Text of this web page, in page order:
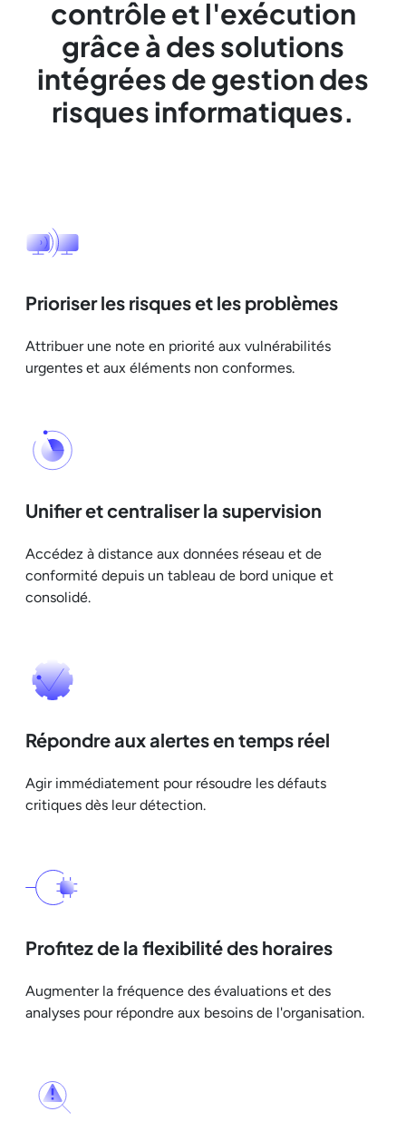
contrôle et l'exécution
grâce à des solutions
intégrées de gestion des
risques informatiques.
Prioriser les risques et les problèmes
Attribuer une note en priorité aux vulnérabilités
urgentes et aux éléments non conformes.
Unifier et centraliser la supervision
Accédez à distance aux données réseau et de
conformité depuis un tableau de bord unique et
consolidé.
Répondre aux alertes en temps réel
Agir immédiatement pour résoudre les défauts
critiques dès leur détection.
Profitez de la flexibilité des horaires
Augmenter la fréquence des évaluations et des
analyses pour répondre aux besoins de l'organisation.